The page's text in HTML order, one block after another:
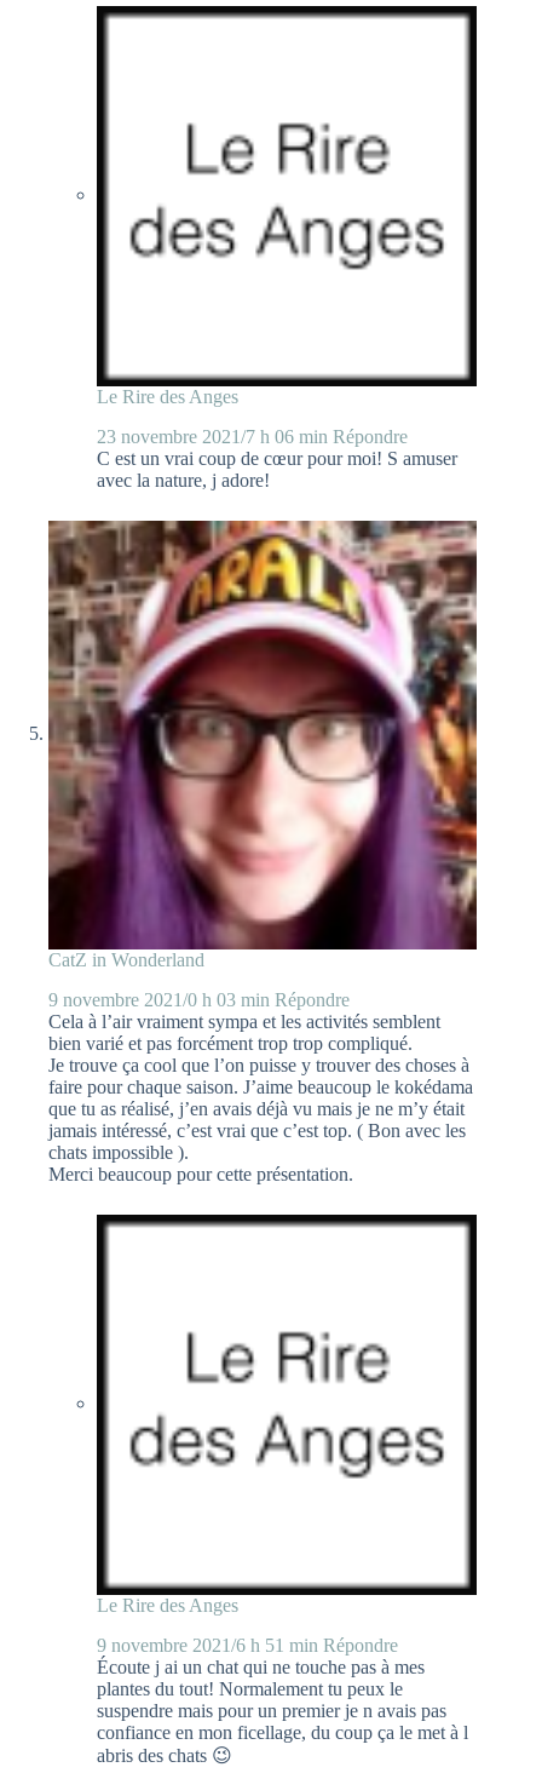
Le Rire des Anges
23 novembre 2021/7 h 06 min Répondre
C est un vrai coup de cœur pour moi! S amuser
avec la nature, j adore!
CatZ in Wonderland
9 novembre 2021/0 h 03 min Répondre
Cela à l’air vraiment sympa et les activités semblent
bien varié et pas forcément trop trop compliqué.
Je trouve ça cool que l’on puisse y trouver des choses à
faire pour chaque saison. J’aime beaucoup le kokédama
que tu as réalisé, j’en avais déjà vu mais je ne m’y était
jamais intéressé, c’est vrai que c’est top. ( Bon avec les
chats impossible ).
Merci beaucoup pour cette présentation.
Le Rire des Anges
9 novembre 2021/6 h 51 min Répondre
Écoute j ai un chat qui ne touche pas à mes
plantes du tout! Normalement tu peux le
suspendre mais pour un premier je n avais pas
confiance en mon ficellage, du coup ça le met à l
abris des chats 😉